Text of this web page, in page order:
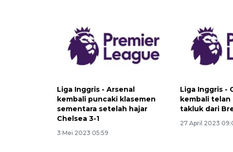
Liga Inggris - Arsenal
kembali puncaki klasemen
sementara setelah hajar
Chelsea 3-1
3 Mei 2023 05:59
Liga Inggris -
kembali telan
takluk dari
27 April 2023